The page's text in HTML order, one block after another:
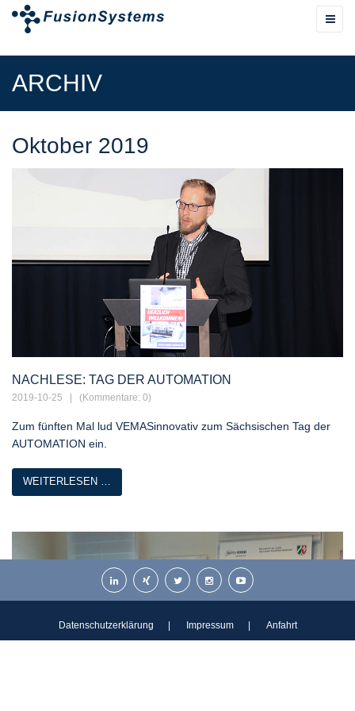
ARCHIV
Oktober 2019
NACHLESE: TAG DER AUTOMATION
2019-10-25 | (Kommentare: 0)
Zum fünften Mal lud VEMASinnovativ zum Sächsischen Tag der
AUTOMATION ein.
WEITERLESEN …
Datenschutzerklärung Impressum Anfahrt